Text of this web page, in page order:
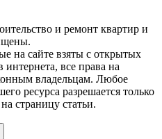
и ремонт квартир и
на сайте взяты с открытых
все права на
владельцам. Любое
ресурса разрешается только
страницу статьи.